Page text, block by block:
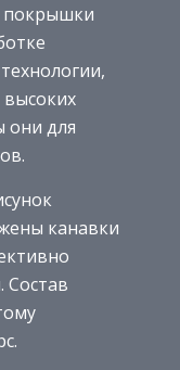
покрышки
высоких
они для
канавки
Состав